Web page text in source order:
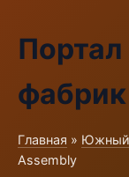
Портал
фабрик
Главная » Южный
Assembly